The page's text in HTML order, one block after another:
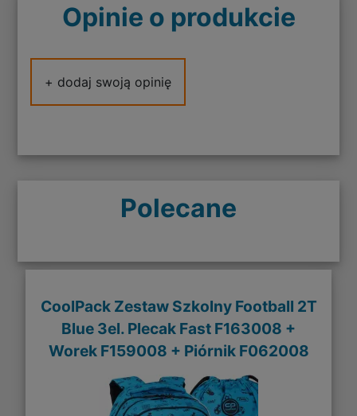
Opinie o produkcie
+ dodaj swoją opinię
Polecane
CoolPack Zestaw Szkolny Football 2T
Blue 3el. Plecak Fast F163008 +
Worek F159008 + Piórnik F062008